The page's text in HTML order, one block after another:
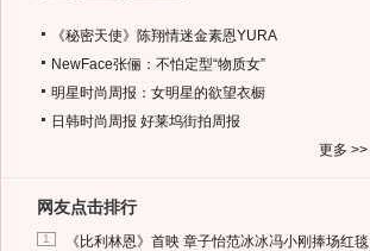
《秘密天使》陈翔情迷金素恩YURA
NewFace张俪：不怕定型“物质女”
明星时尚周报：女明星的欲望衣橱
日韩时尚周报 好莱坞街拍周报
更多 >>
网友点击排行
1 《比利林恩》首映 章子怡范冰冰冯小刚捧场红毯